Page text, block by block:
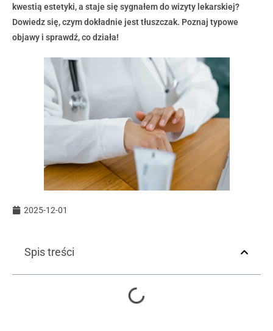
kwestią estetyki, a staje się sygnałem do wizyty lekarskiej?
Dowiedz się, czym dokładnie jest tłuszczak. Poznaj typowe
objawy i sprawdź, co działa!
2025-12-01
Spis treści